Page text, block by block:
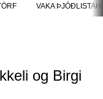
VAKA
og Birgi